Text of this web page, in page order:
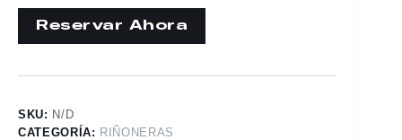
SKU: N/D
CATEGORÍA: RIÑONERAS